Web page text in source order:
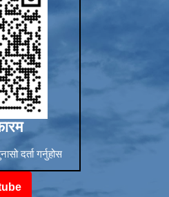
दर्ता गर्नुहोस